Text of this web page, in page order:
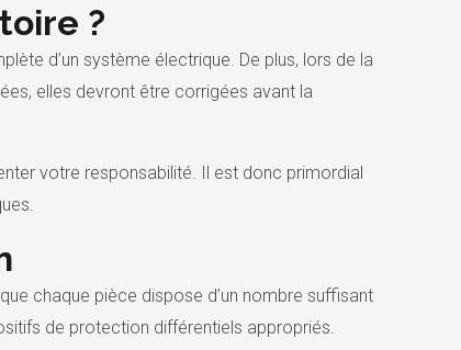
?
d’un système électrique. De plus, lors de la
elles devront être corrigées avant la
votre responsabilité. Il est donc primordial
chaque pièce dispose d’un nombre suffisant
de protection différentiels appropriés.